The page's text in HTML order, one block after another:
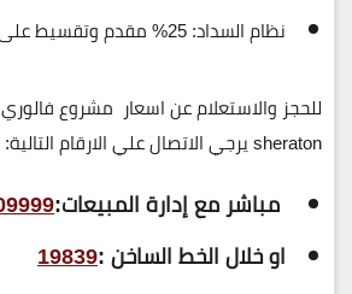
نظام السداد:
sheraton يرجي الاتصال علي الارقام التالية:
مباشر مع إدارة المبيعات:
او خلال الخط الساخن :19839